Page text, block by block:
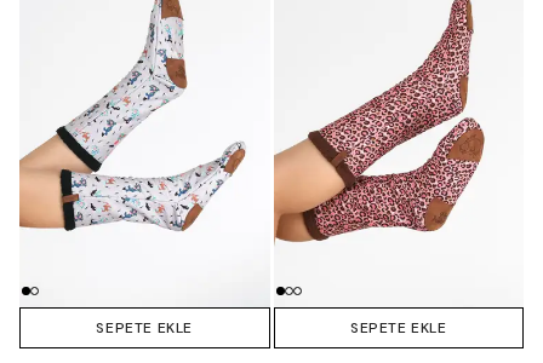
SEPETE EKLE SEPETE EKLE